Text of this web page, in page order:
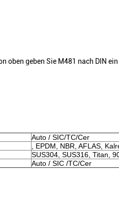
oben geben Sie M481 nach DIN ein
Auto / SIC/TC/Cer
, EPDM, NBR, AFLAS,
SUS304, SUS316, Titan,
Auto / SIC /TC/Cer